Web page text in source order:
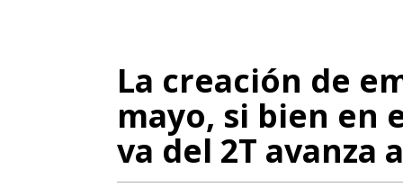
La creación de
mayo, si bien en
va del 2T